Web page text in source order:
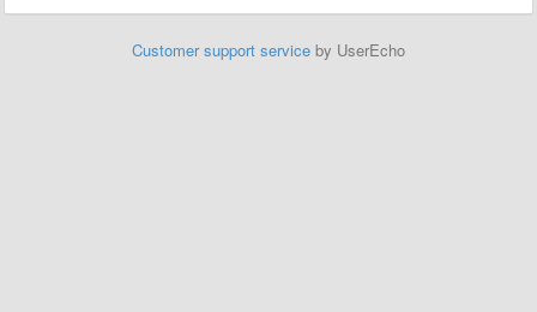
Customer support service by UserEcho